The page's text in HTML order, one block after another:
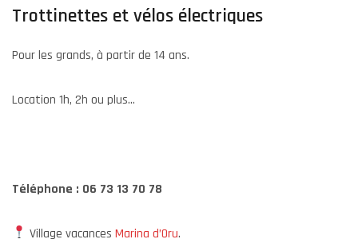
Trottinettes et vélos électriques
Pour les grands, à partir de 14 ans.
Location 1h, 2h ou plus…
Téléphone : 06 73 13 70 78
Village vacancesMarina d’Oru.